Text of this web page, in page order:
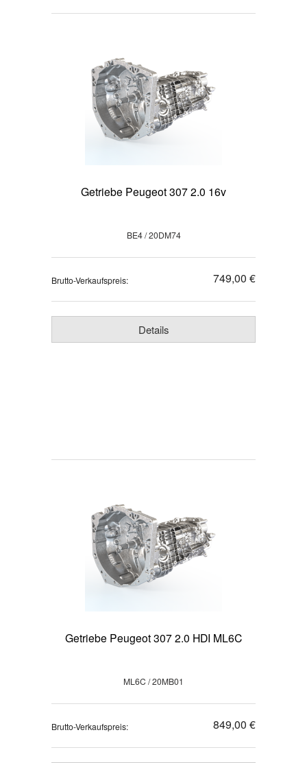
Getriebe Peugeot 307 2.0 16v
BE4 / 20DM74
Brutto-Verkaufspreis: 749,00 €
Details
Getriebe Peugeot 307 2.0 HDI ML6C
ML6C / 20MB01
Brutto-Verkaufspreis: 849,00 €